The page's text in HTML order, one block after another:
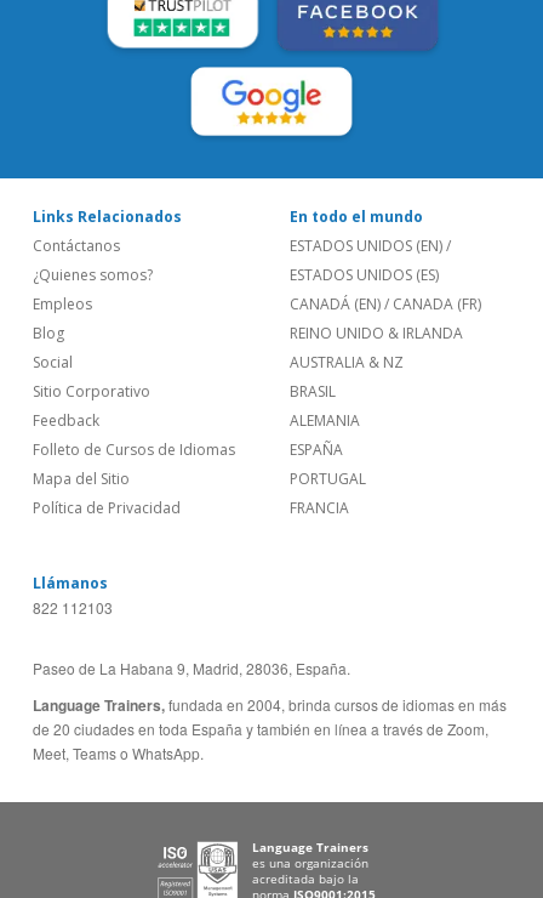
Links Relacionados
Contáctanos
¿Quienes somos?
Empleos
Blog
Social
Sitio Corporativo
Feedback
Folleto de Cursos de Idiomas
Mapa del Sitio
Política de Privacidad
En todo el mundo
ESTADOS UNIDOS (EN)/
ESTADOS UNIDOS (ES)
CANADÁ (EN)/ CANADA (FR)
REINO UNIDO & IRLANDA
AUSTRALIA & NZ
BRASIL
ALEMANIA
ESPAÑA
PORTUGAL
FRANCIA
Llámanos
822 112103
Paseo de La Habana 9, Madrid, 28036, España.
Language Trainers,fundada en 2004, brinda cursos de idiomas en más
de 20 ciudades en toda España y también en línea a través de Zoom,
Meet, Teams o WhatsApp.